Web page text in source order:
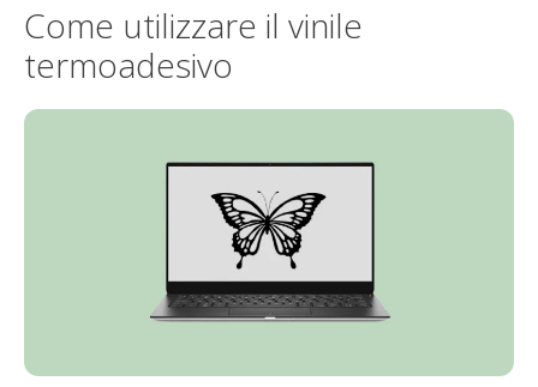
Come utilizzare il vinile
termoadesivo